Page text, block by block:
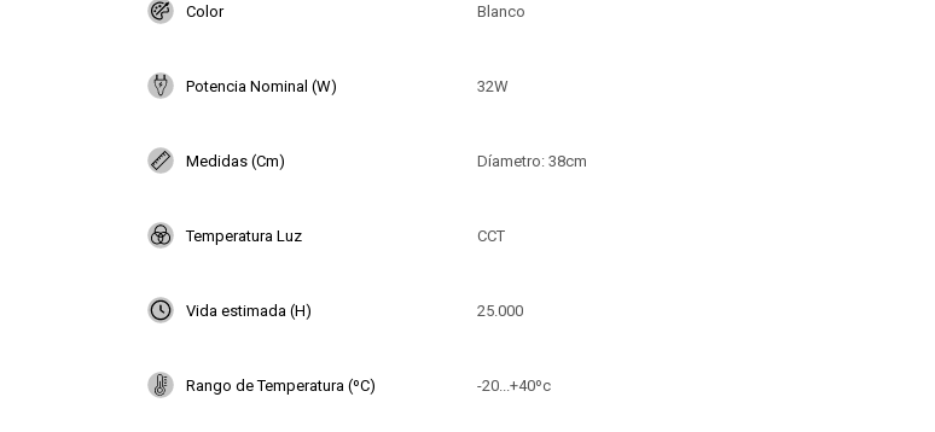
Color Blanco
Potencia Nominal (W) 32W
Medidas (Cm) Díametro: 38cm
Temperatura Luz CCT
Vida estimada (H) 25.000
Rango de Temperatura (ºC) -20...+40ºc